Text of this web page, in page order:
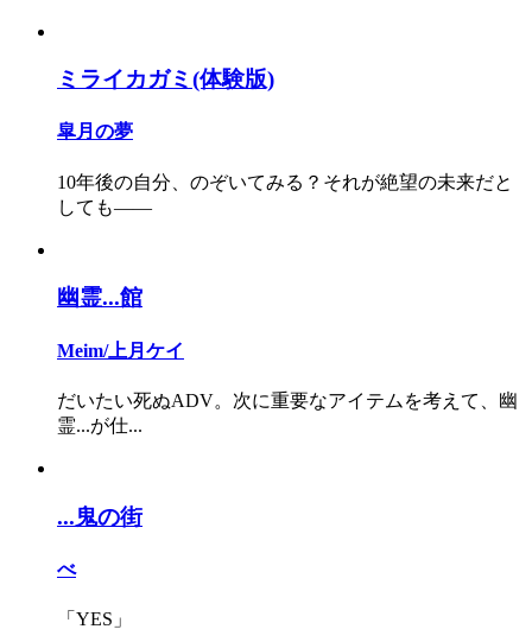
ミライカガミ(体験版)
皐月の夢
10年後の自分、のぞいてみる？それが絶望の未来だと
しても――
幽霊...館
Meim/上月ケイ
だいたい死ぬADV。次に重要なアイテムを考えて、幽
霊...が仕...
...鬼の街
べ
「YES」